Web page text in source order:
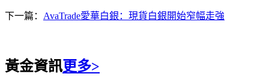
下一篇： AvaTrade愛華白銀：現貨白銀開始窄幅走強
黃金資訊更多>